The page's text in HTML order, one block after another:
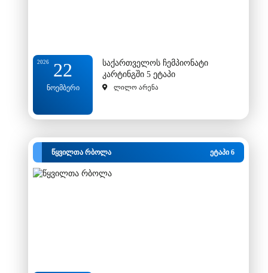
22
ნოემბერი
2026
საქართველოს ჩემპიონატი
კარტინგში 5 ეტაპი
ლილო არენა
წყვილთა რბოლა ეტაპი 6